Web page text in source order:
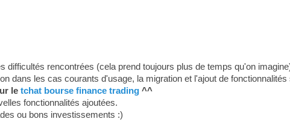
difficultés rencontrées (cela prend toujours plus de temps qu'on
dans les cas courants d'usage, la migration et l'ajout de
le tchat bourse finance trading^^
fonctionnalités ajoutées.
ou bons investissements :)